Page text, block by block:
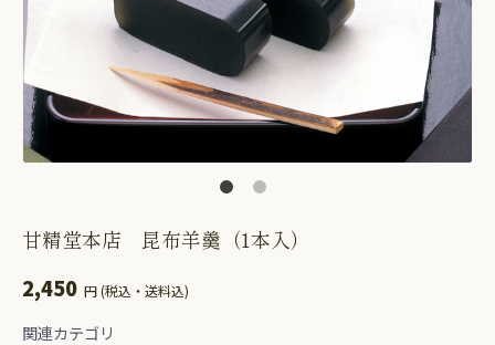
甘精堂本店 昆布羊羹（1本入）
2,450 円 (税込・送料込)
関連カテゴリ